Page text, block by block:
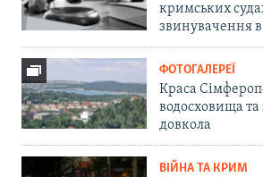
кримських
звинувачення
ФОТОГАЛЕРЕЇ
Краса
водосховища та
довкола
ВІЙНА ТА КРИМ